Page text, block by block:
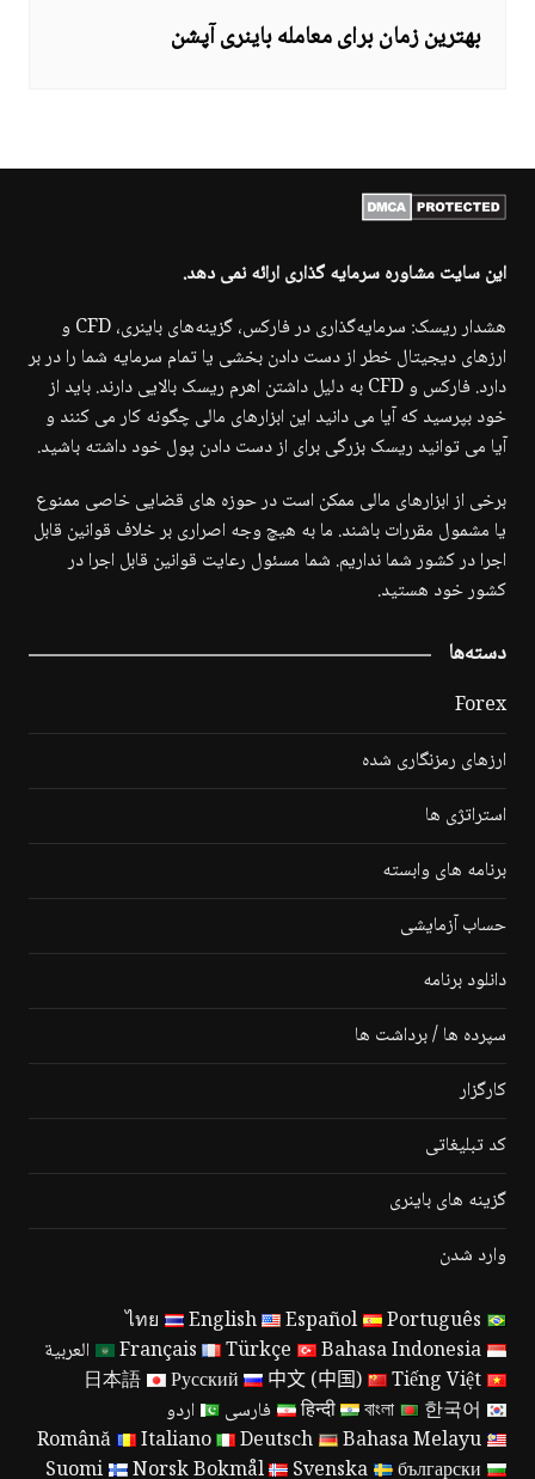
بهترین زمان برای معامله باینری آپشن
این سایت مشاوره سرمایه گذاری ارائه نمی دهد.
هشدار ریسک: سرمایه‌گذاری در فارکس، گزینه‌های باینری، CFD و
ارزهای دیجیتال خطر از دست دادن بخشی یا تمام سرمایه شما را در بر
دارد. فارکس و CFD به دلیل داشتن اهرم ریسک بالایی دارند. باید از
خود بپرسید که آیا می دانید این ابزارهای مالی چگونه کار می کنند و
آیا می توانید ریسک بزرگی برای از دست دادن پول خود داشته باشید.
برخی از ابزارهای مالی ممکن است در حوزه های قضایی خاصی ممنوع
یا مشمول مقررات باشند. ما به هیچ وجه اصراری بر خلاف قوانین قابل
اجرا در کشور شما نداریم. شما مسئول رعایت قوانین قابل اجرا در
کشور خود هستید.
دسته‌ها
Forex
ارزهای رمزنگاری شده
استراتژی ها
برنامه های وابسته
حساب آزمایشی
دانلود برنامه
سپرده ها / برداشت ها
کارگزار
کد تبلیغاتی
گزینه های باینری
وارد شدن
Português
Español
English
ไทย
Bahasa Indonesia
Türkçe
Français
العربية
Tiếng Việt
中文 (中国)
Русский
日本語
한국어
বাংলা
हिन्दी فارسی
اردو
Bahasa Melayu
Deutsch
Italiano
Română
български
Svenska
Norsk Bokmål
Suomi